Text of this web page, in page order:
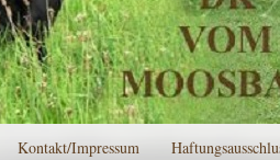
Kontakt/Impressum